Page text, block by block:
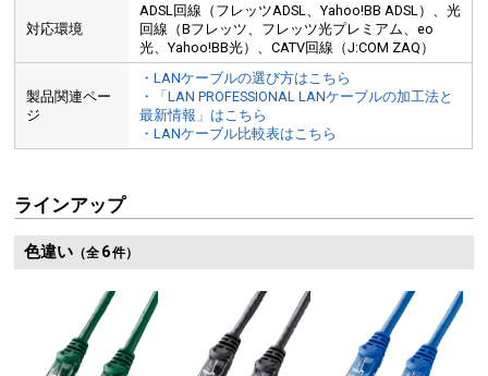
対応環境
ADSL回線（フレッツADSL、Yahoo!BB ADSL）、光
回線（Bフレッツ、フレッツ光プレミアム、eo
光、Yahoo!BB光）、CATV回線（J:COM ZAQ）
製品関連ペー
ジ
・LANケーブルの選び方はこちら
・「LAN PROFESSIONAL LANケーブルの加工法と
最新情報」はこちら
・LANケーブル比較表はこちら
ラインアップ
色違い（全 6件）